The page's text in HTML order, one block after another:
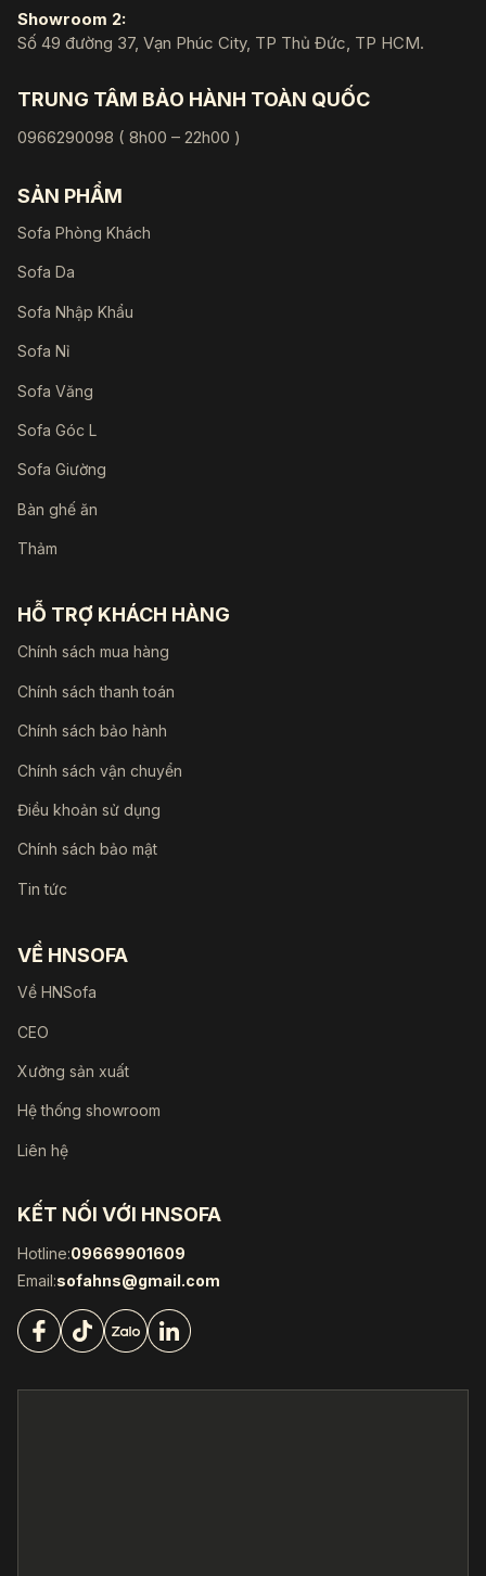
Showroom 2:
Số 49 đường 37, Vạn Phúc City, TP Thủ Đức, TP HCM.
TRUNG TÂM BẢO HÀNH TOÀN QUỐC
0966290098 ( 8h00 – 22h00 )
SẢN PHẨM
Sofa Phòng Khách
Sofa Da
Sofa Nhập Khẩu
Sofa Nỉ
Sofa Văng
Sofa Góc L
Sofa Giường
Bàn ghế ăn
Thảm
HỖ TRỢ KHÁCH HÀNG
Chính sách mua hàng
Chính sách thanh toán
Chính sách bảo hành
Chính sách vận chuyển
Điều khoản sử dụng
Chính sách bảo mật
Tin tức
VỀ HNSOFA
Về HNSofa
CEO
Xưởng sản xuất
Hệ thống showroom
Liên hệ
KẾT NỐI VỚI HNSOFA
Hotline:09669901609
Email:sofahns@gmail.com